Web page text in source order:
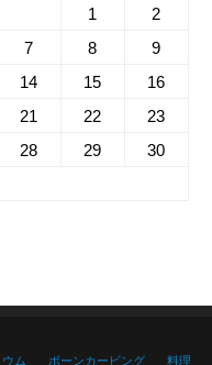
1
2
7 8
9
14 15
16
21 22
23
28 29
30
ム ボーンカービング 料理